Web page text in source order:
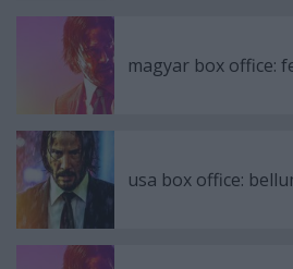
magyar box office:
usa box office: